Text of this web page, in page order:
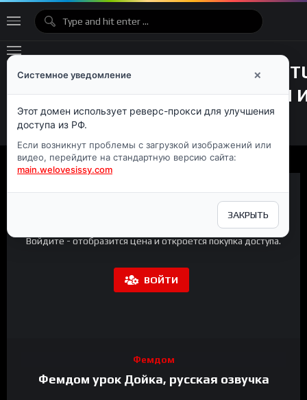
Войдите - отобразится цена и откроется покупка доступа.
ВОЙТИ
Фемдом
Фемдом урок Дойка, русская озвучка
Системное уведомление ×
Этот домен использует реверс-прокси для улучшения
доступа из РФ.
Если возникнут проблемы с загрузкой изображений или
видео, перейдите на стандартную версию сайта:
main.welovesissy.com
ЗАКРЫТЬ